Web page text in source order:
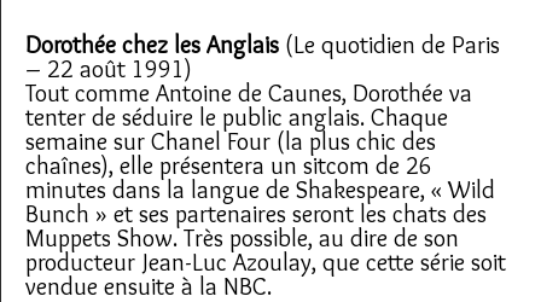
Dorothée chez les Anglais (Le quotidien de Paris
– 22 août 1991)
Tout comme Antoine de Caunes, Dorothée va
tenter de séduire le public anglais. Chaque
semaine sur Chanel Four (la plus chic des
chaînes), elle présentera un sitcom de 26
minutes dans la langue de Shakespeare, « Wild
Bunch » et ses partenaires seront les chats des
Muppets Show. Très possible, au dire de son
producteur Jean-Luc Azoulay, que cette série soit
vendue ensuite à la NBC.